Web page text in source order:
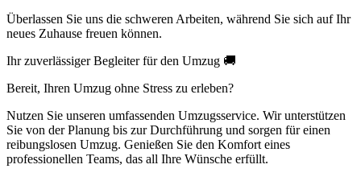
Überlassen Sie uns die schweren Arbeiten, während Sie sich auf Ihr
neues Zuhause freuen können.
Ihr zuverlässiger Begleiter für den Umzug 🚚
Bereit, Ihren Umzug ohne Stress zu erleben?
Nutzen Sie unseren umfassenden Umzugsservice. Wir unterstützen
Sie von der Planung bis zur Durchführung und sorgen für einen
reibungslosen Umzug. Genießen Sie den Komfort eines
professionellen Teams, das all Ihre Wünsche erfüllt.